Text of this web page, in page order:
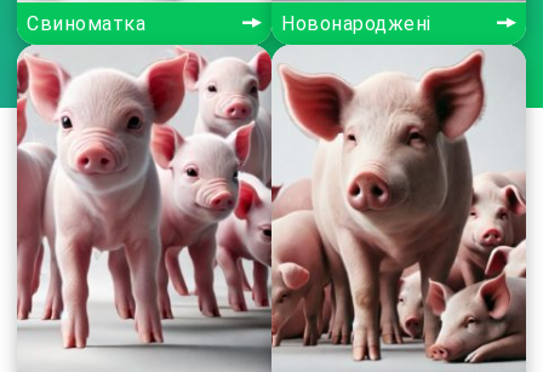
Свиноматка Новонароджені